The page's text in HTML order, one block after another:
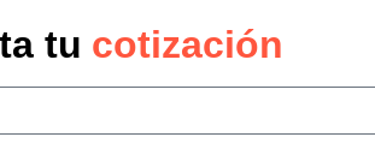
tu cotización